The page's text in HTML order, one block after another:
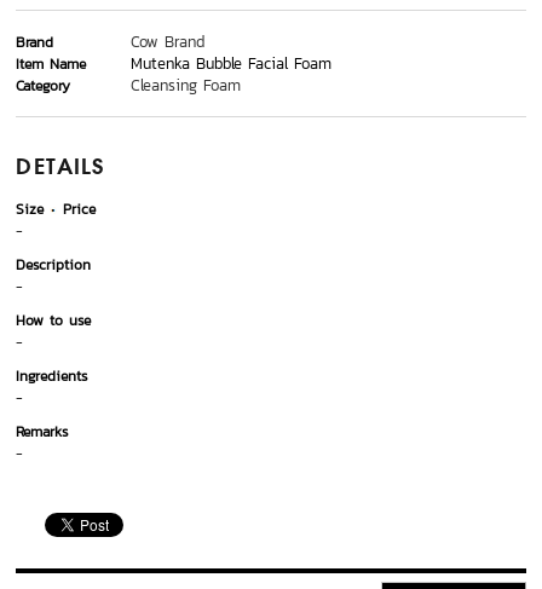
Brand Cow Brand
Item Name Mutenka Bubble Facial Foam
Category Cleansing Foam
DETAILS
Size
Price
-
Description
-
How to use
-
Ingredients
-
Remarks
-